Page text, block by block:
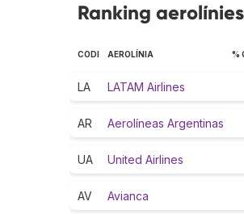
Ranking
CODI AEROLÍNIA %
LA LATAM Airlines
AR Aerolíneas Argentinas
UA United Airlines
AV Avianca